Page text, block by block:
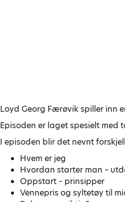
Loyd Georg Færøvik spiller inn
Episoden er laget spesielt
I episoden blir det nevnt
Hvem er jeg
Hvordan starter man –
Oppstart – prinsipper
Vennepris og syltetøy til